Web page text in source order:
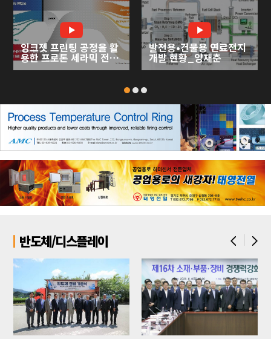
잉크젯 프린팅 공정을 활
용한 프로톤 세라믹 전기
화학 셀 개발_심준형
발전용•건물용 연료전지
개발 현황_양재춘
반도체/디스플레이